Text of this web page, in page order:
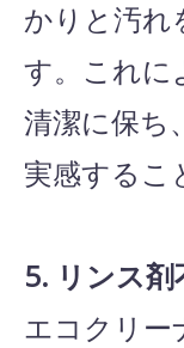
かりと汚れ
す。これに
清潔に保ち
実感するこ
5. リンス剤
エコクリー